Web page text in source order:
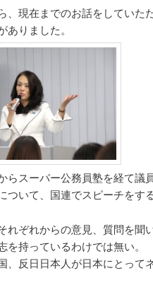
、現在までのお話をしていた
ありました。
らスーパー公務員塾を経て議員
ついて、国連でスピーチをす
れぞれからの意見、質問を聞
を持っているわけでは無い。
、反日日本人が日本にとって